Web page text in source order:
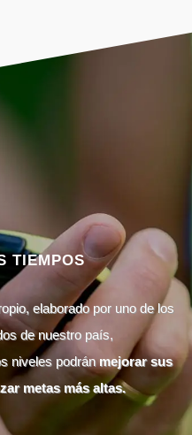
TIEMPOS
elaborado por uno de los
de nuestro país,
niveles podránmejorar sus
metas más altas.